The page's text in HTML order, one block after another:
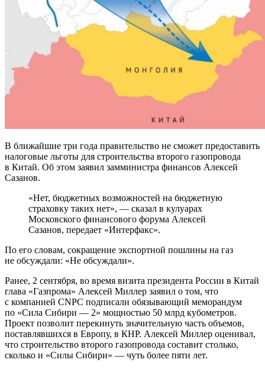
В ближайшие три года правительство не сможет предоставить
налоговые льготы для строительства второго газопровода
в Китай. Об этом заявил замминистра финансов Алексей
Сазанов.
«Нет, бюджетных возможностей на бюджетную
страховку таких нет», — сказал в кулуарах
Московского финансового форума Алексей
Сазанов, передает «Интерфакс».
По его словам, сокращение экспортной пошлины на газ
не обсуждали: «Не обсуждали».
Ранее, 2 сентября, во время визита президента России в Китай
глава «Газпрома» Алексей Миллер заявил о том, что
с компанией CNPC подписали обязывающий меморандум
по «Сила Сибири — 2» мощностью 50 млрд кубометров.
Проект позволит перекинуть значительную часть объемов,
поставлявшихся в Европу, в КНР. Алексей Миллер оценивал,
что строительство второго газопровода составит столько,
сколько и «Силы Сибири» — чуть более пяти лет.